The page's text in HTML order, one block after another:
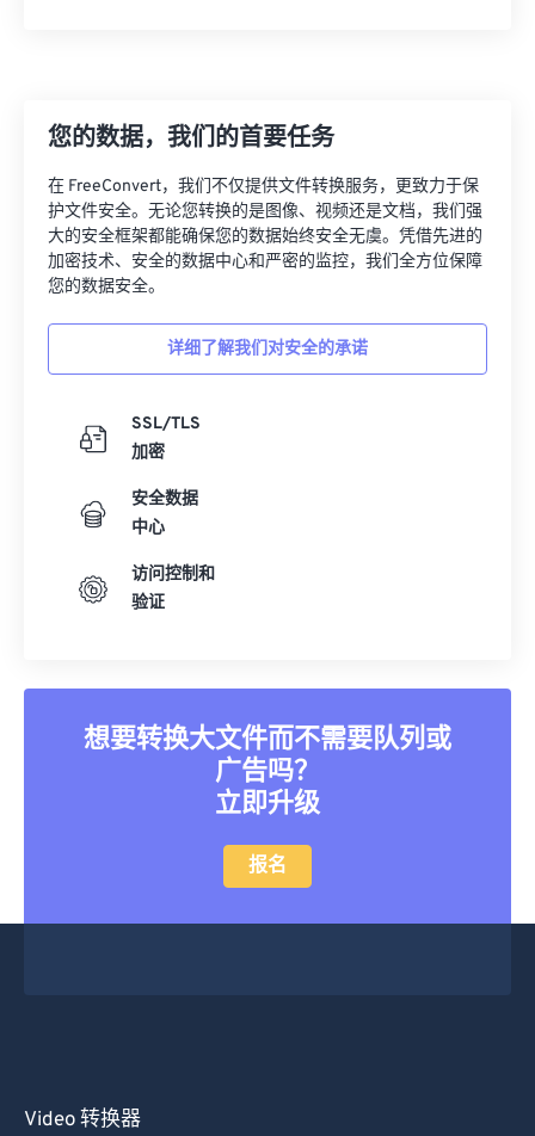
您的数据，我们的首要任务
在 FreeConvert，我们不仅提供文件转换服务，更致力于保
护文件安全。无论您转换的是图像、视频还是文档，我们强
大的安全框架都能确保您的数据始终安全无虞。凭借先进的
加密技术、安全的数据中心和严密的监控，我们全方位保障
您的数据安全。
详细了解我们对安全的承诺
SSL/TLS
加密
安全数据
中心
访问控制和
验证
想要转换大文件而不需要队列或
广告吗？
立即升级
报名
Video 转换器